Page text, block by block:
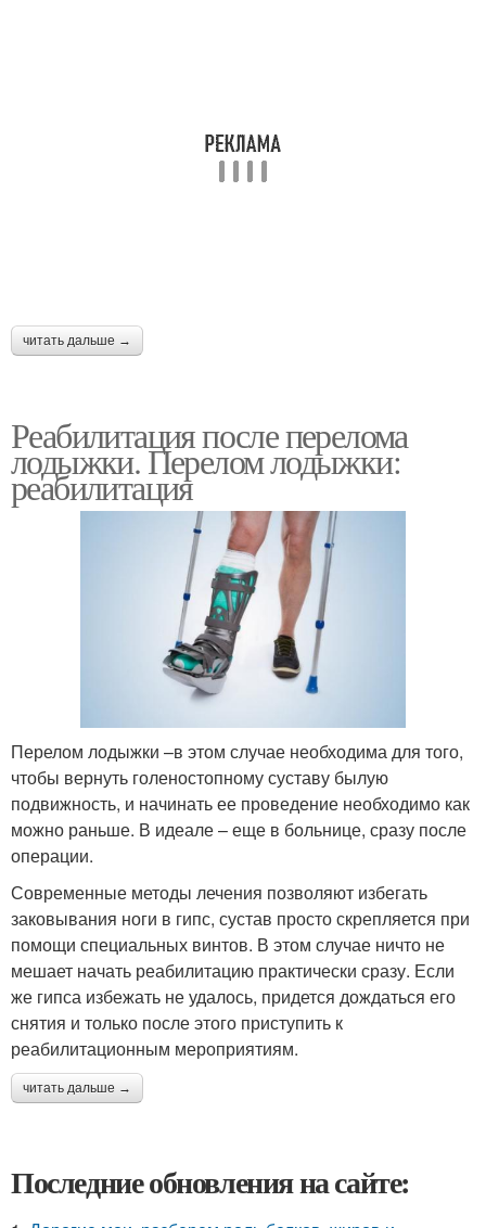
читать дальше →
Реабилитация после перелома
лодыжки. Перелом лодыжки:
реабилитация
Перелом лодыжки –в этом случае необходима для того,
чтобы вернуть голеностопному суставу былую
подвижность, и начинать ее проведение необходимо как
можно раньше. В идеале – еще в больнице, сразу после
операции.
Современные методы лечения позволяют избегать
заковывания ноги в гипс, сустав просто скрепляется при
помощи специальных винтов. В этом случае ничто не
мешает начать реабилитацию практически сразу. Если
же гипса избежать не удалось, придется дождаться его
снятия и только после этого приступить к
реабилитационным мероприятиям.
читать дальше →
Последние обновления на сайте: